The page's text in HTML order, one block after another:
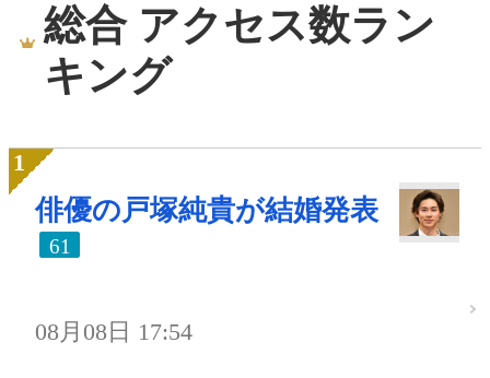
総合 アクセス数ラン
キング
俳優の戸塚純貴が結婚発表
61
08月08日 17:54